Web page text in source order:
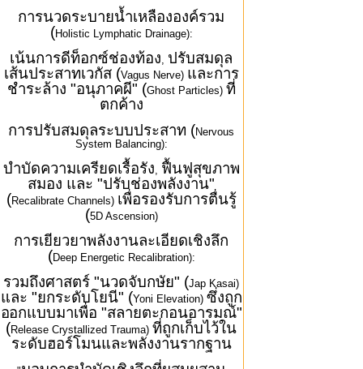
การนวดระบายน้ำเหลืององค์รวม
(Holistic Lymphatic Drainage):
เน้นการดีท็อกซ์ช่องท้อง, ปรับสมดุล
เส้นประสาทเวกัส (Vagus Nerve) และการ
ชำระล้าง "อนุภาคผี" (Ghost Particles) ที่
ตกค้าง
การปรับสมดุลระบบประสาท (Nervous
System Balancing):
บำบัดความเครียดเรื้อรัง, ฟื้นฟูสุขภาพ
สมอง และ "ปรับช่องพลังงาน"
(Recalibrate Channels) เพื่อรองรับการตื่นรู้
(5D Ascension)
การเยียวยาพลังงานละเอียดเชิงลึก
(Deep Energetic Recalibration):
รวมถึงศาสตร์ "นวดจับกษัย" (Jap Kasai)
และ "ยกระดับโยนี" (Yoni Elevation) ซึ่งถูก
ออกแบบมาเพื่อ "สลายตะกอนอารมณ์"
(Release Crystallized Trauma)ที่ถูกเก็บไว้ใน
ระดับฮอร์โมนและพลังงานรากฐาน